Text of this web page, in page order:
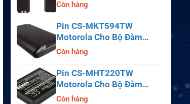
APX8000, SRX2200
Còn hàng
Pin CS-MKT594TW
Motorola Cho Bộ Đàm
Astro Saber, MX1000,
Còn hàng
Pin CS-MHT220TW
Motorola Cho Bộ Đàm
MT700, HT210, HT220,
Còn hàng